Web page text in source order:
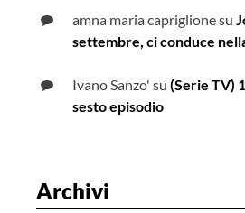
amna maria capriglionesu
settembre, ci conduce
Ivano Sanzo' su (Serie TV)
sesto episodio
Archivi